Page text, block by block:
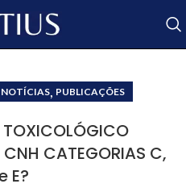
NOTÍCIAS, PUBLICAÇÕES
TOXICOLÓGICO
CATEGORIAS C,
E?